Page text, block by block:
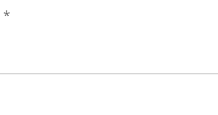
*